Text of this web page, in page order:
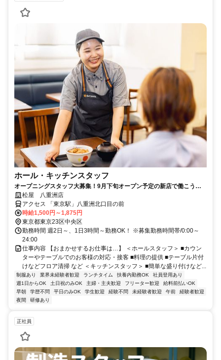
ホール・キッチンスタッフ
オープニングスタッフ大募集！9月下旬オープン予定の新店で働こう
♪「八重洲北口」出てスグ♪通勤ラクラク♪
松屋 八重洲店
アクセス 「東京駅」八重洲北口目の前
時給1,500円～1,875円
東京都東京23区中央区
勤務時間 週2日～、1日3時間～勤務OK！ ※募集勤務時間帯/0:00～
24:00
仕事内容 【おまかせするお仕事は…】 ＜ホールスタッフ＞ ■カウン
ターやテーブルでのお客様の対応・接客 ■料理の提供 ■テーブル片付
けなどフロア清掃 など ＜キッチンスタッフ＞ ■簡単な盛り付けなど...
制服あり 業界未経験者歓迎 ランチタイム 扶養内勤務OK
社員登用あり
週1日からOK
土日祝のみOK 主婦・主夫歓迎 フリーター歓迎
給料前払いOK
早朝
学歴不問 平日のみOK 学生歓迎 経験不問 未経験者歓迎 午前
経験者歓迎
夜間
研修あり
正社員